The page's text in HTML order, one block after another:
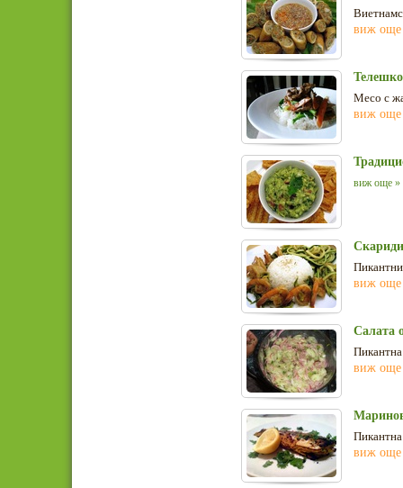
виж още
Месо с
виж още
виж още »
виж още
Салата
Пикантна
виж още
виж още